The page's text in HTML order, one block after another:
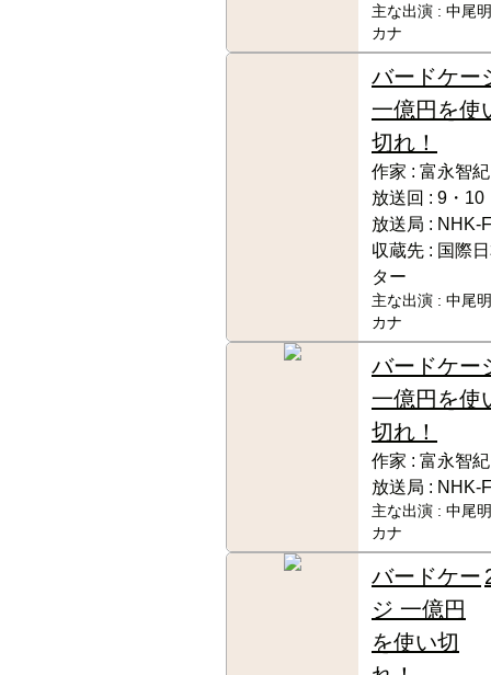
主な出演 : 中尾
カナ
バードケー
一億円を使
切れ！
作家 : 富永智紀
放送回 : 9・10
放送局 : NHK-
収蔵先 : 国際
ター
主な出演 : 中尾
カナ
バードケー
一億円を使
切れ！
作家 : 富永智紀
放送局 : NHK-
主な出演 : 中尾
カナ
バードケー
ジ 一億円
を使い切